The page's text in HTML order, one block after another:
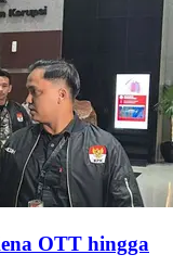
OTT hingga